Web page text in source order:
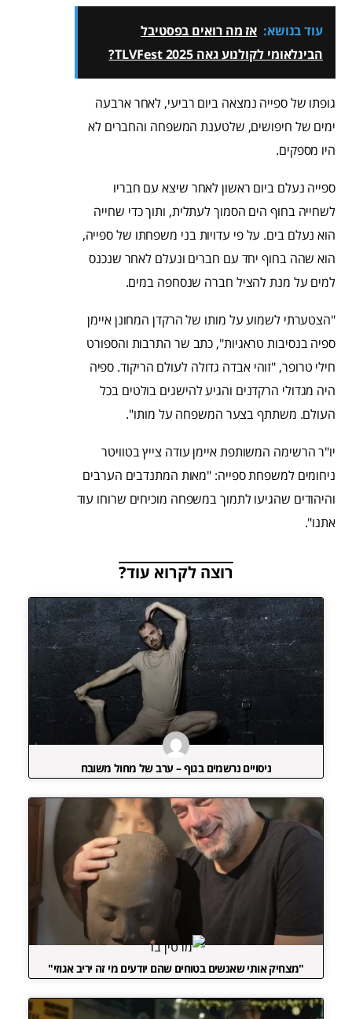
עוד בנושא: אז מה רואים בפסטיבל
הבינלאומי לקולנוע גאה TLVFest 2025?
גופתו של ספייה נמצאה ביום רביעי, לאחר ארבעה
ימים של חיפושים, שלטענת המשפחה והחברים לא
היו מספקים.
ספייה נעלם ביום ראשון לאחר שיצא עם חבריו
לשחייה בחוף הים הסמוך לעתלית, ותוך כדי שחייה
הוא נעלם בים. על פי עדויות בני משפחתו של ספייה,
הוא שהה בחוף יחד עם חברים ונעלם לאחר שנכנס
למים על מנת להציל חברה שנסחפה במים.
"הצטערתי לשמוע על מותו של הרקדן המחונן איימן
ספיה בנסיבות טראגיות", כתב שר התרבות והספורט
חילי טרופר, "זוהי אבדה גדולה לעולם הריקוד. ספיה
היה מגדולי הרקדנים והגיע להישגים בולטים בכל
העולם. משתתף בצער המשפחה על מותו".
יו"ר הרשימה המשותפת איימן עודה צייץ בטוויטר
ניחומים למשפחת ספייה: "מאות המתנדבים הערבים
והיהודים שהגיעו לתמוך במשפחה מוכיחים שרוחו עוד
אתנו".
רוצה לקרוא עוד?
ניסויים נרשמים בגוף – ערב של מחול משובח
"מצחיק אותי שאנשים בטוחים שהם יודעים מי זה יריב אגוזי"